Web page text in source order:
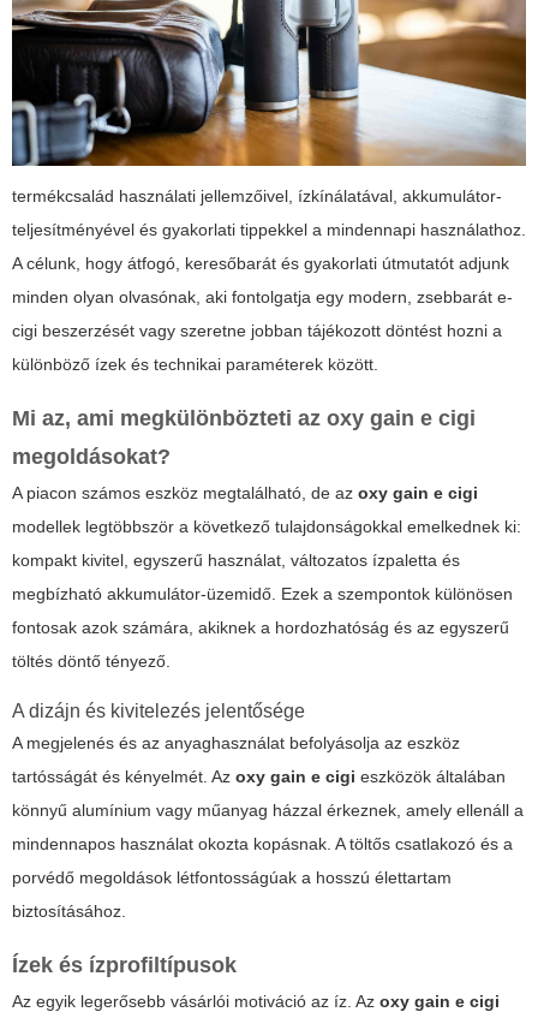
termékcsalád használati jellemzőivel, ízkínálatával, akkumulátor-
teljesítményével és gyakorlati tippekkel a mindennapi használathoz.
A célunk, hogy átfogó, keresőbarát és gyakorlati útmutatót adjunk
minden olyan olvasónak, aki fontolgatja egy modern, zsebbarát e-
cigi beszerzését vagy szeretne jobban tájékozott döntést hozni a
különböző ízek és technikai paraméterek között.
Mi az, ami megkülönbözteti az oxy gain e cigi
megoldásokat?
A piacon számos eszköz megtalálható, de az oxy gain e cigi
modellek legtöbbször a következő tulajdonságokkal emelkednek ki:
kompakt kivitel, egyszerű használat, változatos ízpaletta és
megbízható akkumulátor-üzemidő. Ezek a szempontok különösen
fontosak azok számára, akiknek a hordozhatóság és az egyszerű
töltés döntő tényező.
A dizájn és kivitelezés jelentősége
A megjelenés és az anyaghasználat befolyásolja az eszköz
tartósságát és kényelmét. Az oxy gain e cigi eszközök általában
könnyű alumínium vagy műanyag házzal érkeznek, amely ellenáll a
mindennapos használat okozta kopásnak. A töltős csatlakozó és a
porvédő megoldások létfontosságúak a hosszú élettartam
biztosításához.
Ízek és ízprofiltípusok
Az egyik legerősebb vásárlói motiváció az íz. Az oxy gain e cigi